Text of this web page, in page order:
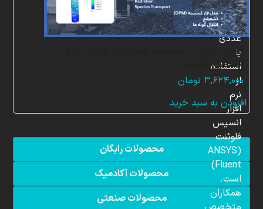
گازی سازی در محفظه گسیفایر، شبیه سازی با
انسیس فلوئنت
۳,۶۲۴,۰۰۰ تومان
افزودن به سبد خرید
محصولات رایگان
محصولات آکادمیک
محصولات صنعتی
شبیه
سازی
عددی
با
استفاده
از
نرم
افزار
انسیس
فلوئنت
(ANSYS
Fluent)
است.
همکاران